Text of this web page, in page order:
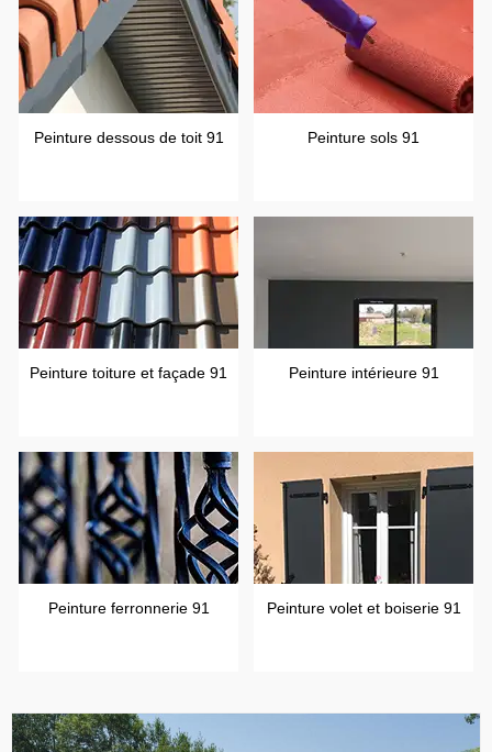
Peinture dessous de toit 91 Peinture sols 91
Peinture toiture et façade 91 Peinture intérieure 91
Peinture ferronnerie 91 Peinture volet et boiserie 91